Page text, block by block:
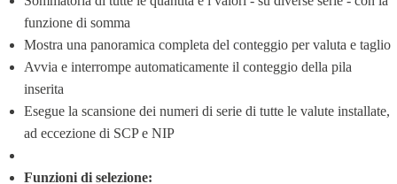
funzione di somma
Mostra una panoramica completa del conteggio per valuta e taglio
Avvia e interrompe automaticamente il conteggio della pila
inserita
Esegue la scansione dei numeri di serie di tutte le valute installate,
ad eccezione di SCP e NIP
Funzioni di selezione: